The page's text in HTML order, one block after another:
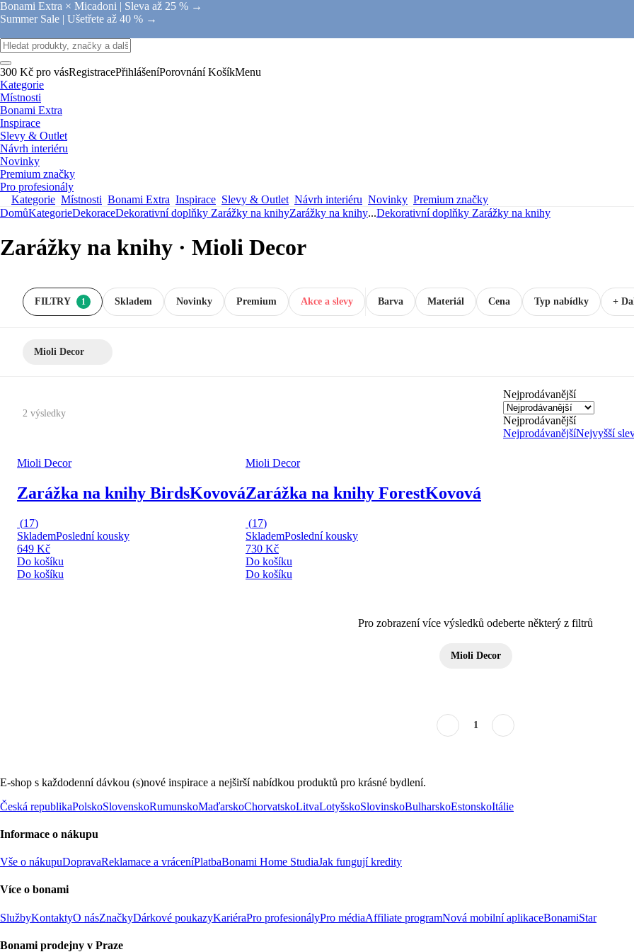
Bonami Extra × Micadoni | Sleva až 25 % →
Summer Sale | Ušetřete až 40 % →
300 Kč pro vásRegistracePřihlášeníPorovnání KošíkMenu
Kategorie
Místnosti
Bonami Extra
Inspirace
Slevy & Outlet
Návrh interiéru
Novinky
Premium značky
Pro profesionály
Kategorie Místnosti Bonami Extra Inspirace Slevy & Outlet Návrh interiéru Novinky Premium značky
DomůKategorieDekoraceDekorativní doplňky Zarážky na knihyZarážky na knihy...Dekorativní doplňky Zarážky na knihy
Zarážky na knihy · Mioli Decor
FILTRY 1 Novinky Premium Akce a slevy
Skladem Barva Materiál Cena Typ nabídky +
Mioli Decor
2 výsledky
Nejprodávanější
Nejprodávanější
NejprodávanějšíNejvyšší
Mioli Decor
Zarážka na knihy BirdsKovová
(17)
SklademPoslední kousky
649 Kč
Do košíku
Do košíku
Mioli Decor
Zarážka na knihy ForestKovová
(17)
SklademPoslední kousky
730 Kč
Do košíku
Do košíku
Pro zobrazení více výsledků odeberte některý z filtrů
Mioli Decor
1
E-shop s každodenní dávkou (s)nové inspirace a nejširší nabídkou produktů pro krásné bydlení.
Česká republikaPolskoSlovenskoRumunskoMaďarskoChorvatskoLitvaLotyšskoSlovinskoBulharskoEstonskoItálie
Informace o nákupu
Vše o nákupuDopravaReklamace a vráceníPlatbaBonami Home StudiaJak fungují kredity
Více o bonami
SlužbyKontaktyO násZnačkyDárkové poukazyKariéraPro profesionályPro médiaAffiliate programNová mobilní aplikaceBonamiStar
Bonami prodejny v Praze